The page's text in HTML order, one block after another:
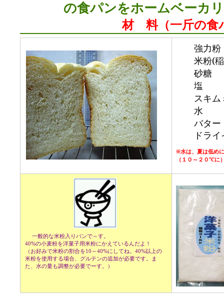
の食パンをホームベーカ
材 料（一斤の食
強
米粉(稲
砂
スキ
水
バ
ドライ
※水は、夏は低め
（１０～２０℃に
一般的な米粉入りパンで～す。
40%の小麦粉を洋菓子用米粉にかえているんだよ！
（お好みで米粉の割合を10～40%にしてね。40%以上の
米粉を使用する場合、グルテンの追加が必要です。ま
た、水の量も調整が必要でーす。）